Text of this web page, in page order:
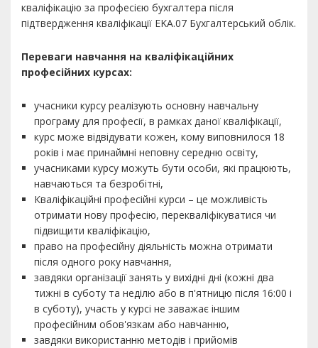
кваліфікацію за професією бухгалтера після
підтвердження кваліфікації EKA.07 Бухгалтерський облік.
Переваги навчання на кваліфікаційних
професійних курсах:
учасники курсу реалізують основну навчальну
програму для професії, в рамках даної кваліфікації,
курс може відвідувати кожен, кому виповнилося 18
років і має принаймні неповну середню освіту,
учасниками курсу можуть бути особи, які працюють,
навчаються та безробітні,
Кваліфікаційні професійні курси – це можливість
отримати нову професію, перекваліфікуватися чи
підвищити кваліфікацію,
право на професійну діяльність можна отримати
після одного року навчання,
завдяки організації занять у вихідні дні (кожні два
тижні в суботу та неділю або в п'ятницю після 16:00 і
в суботу), участь у курсі не заважає іншим
професійним обов'язкам або навчанню,
завдяки використанню методів і прийомів